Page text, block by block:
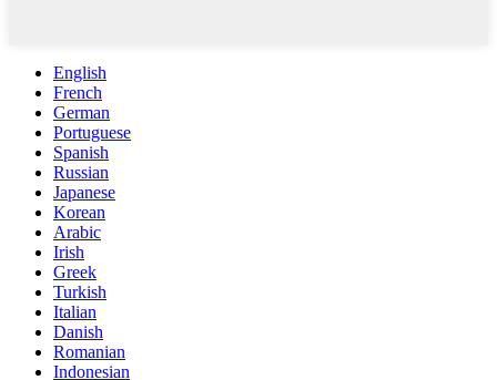
English
French
German
Portuguese
Spanish
Russian
Japanese
Korean
Arabic
Irish
Greek
Turkish
Italian
Danish
Romanian
Indonesian